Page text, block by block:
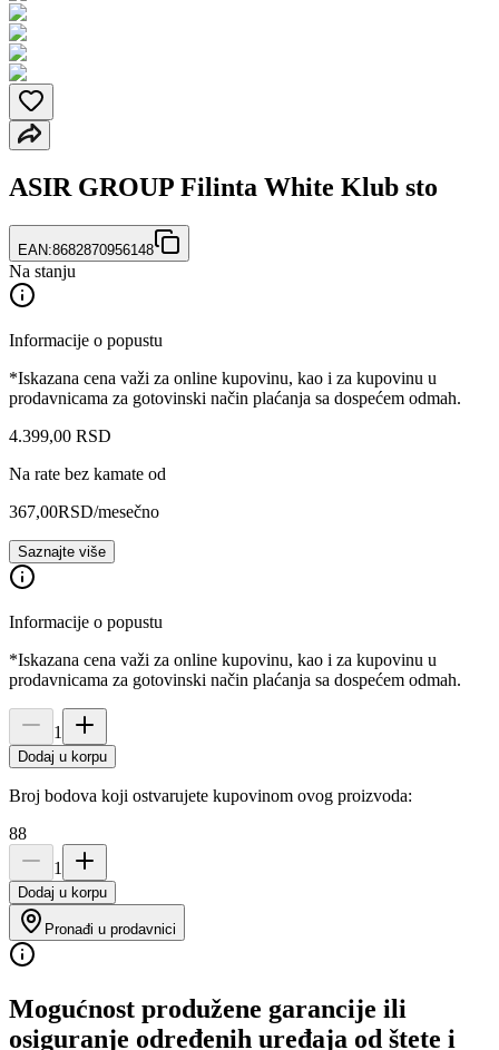
ASIR GROUP Filinta White Klub sto
EAN:8682870956148
Na stanju
Informacije o popustu
*Iskazana cena važi za online kupovinu, kao i za kupovinu u
prodavnicama za gotovinski način plaćanja sa dospećem odmah.
4.399,00 RSD
Na rate bez kamate od
367,00RSD/mesečno
Saznajte više
Informacije o popustu
*Iskazana cena važi za online kupovinu, kao i za kupovinu u
prodavnicama za gotovinski način plaćanja sa dospećem odmah.
1
Dodaj u korpu
Broj bodova koji ostvarujete kupovinom ovog proizvoda:
88
1
Dodaj u korpu
Pronađi u prodavnici
Mogućnost produžene garancije ili
osiguranje određenih uređaja od štete i